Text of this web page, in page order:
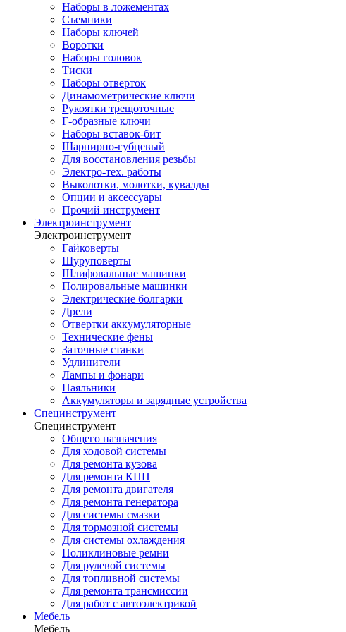
Наборы в ложементах
Съемники
Наборы ключей
Воротки
Наборы головок
Тиски
Наборы отверток
Динамометрические ключи
Рукоятки трещоточные
Г-образные ключи
Наборы вставок-бит
Шарнирно-губцевый
Для восстановления резьбы
Электро-тех. работы
Выколотки, молотки, кувалды
Опции и аксессуары
Прочий инструмент
Электроинструмент
Электроинструмент
Гайковерты
Шуруповерты
Шлифовальные машинки
Полировальные машинки
Электрические болгарки
Дрели
Отвертки аккумуляторные
Технические фены
Заточные станки
Удлинители
Лампы и фонари
Паяльники
Аккумуляторы и зарядные устройства
Специнструмент
Специнструмент
Общего назначения
Для ходовой системы
Для ремонта кузова
Для ремонта КПП
Для ремонта двигателя
Для ремонта генератора
Для системы смазки
Для тормозной системы
Для системы охлаждения
Поликлиновые ремни
Для рулевой системы
Для топливной системы
Для ремонта трансмиссии
Для работ с автоэлектрикой
Мебель
Мебель